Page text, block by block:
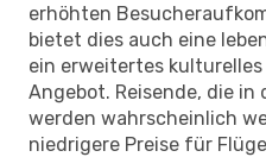
erhöhten
bietet dies auch eine
ein erweitertes
Angebot. Reisende, die in
werden wahrscheinlich
niedrigere Preise für